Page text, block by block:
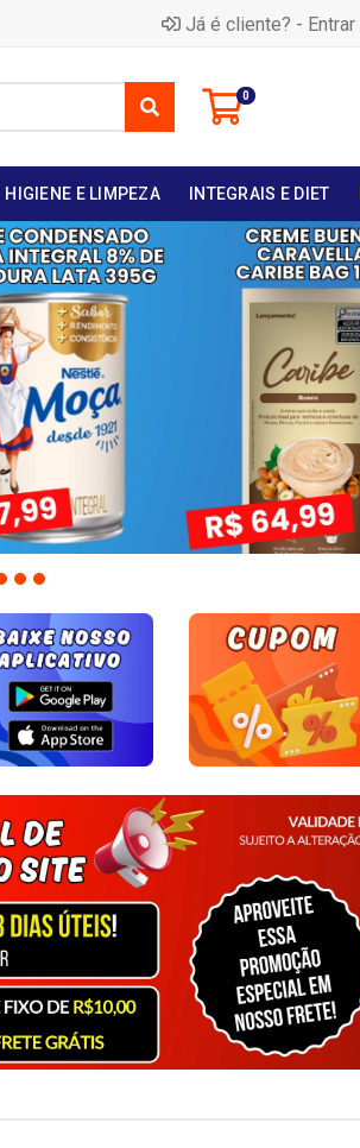
Já é cliente? - Entrar
0
HIGIENE E LIMPEZA INTEGRAIS E DIET